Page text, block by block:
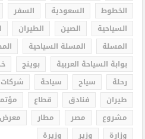
الخطوط
السعودية السفر
السياحية
الصين الطيران
المسلة
المسلة السياحية
بوابة السياحة العربية
بوينج
رحلة
سياح سياحة شركات
طيران
فنادق قطاع
مشروع
مصر مطار معرض
وزارة
وزير وزيرة